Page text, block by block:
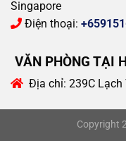
Singapore
Điện thoại:
VĂN PHÒNG TẠI
Địa chỉ: 239C Lạch
Copyright